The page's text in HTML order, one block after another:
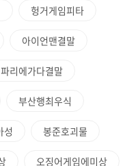
헝거게임피타
아이언맨결말
리에가다결말
부산행최우식
성 봉준호괴물
오징어게임에미상